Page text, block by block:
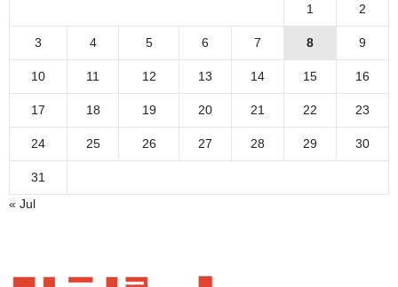
1 2
3 4 5 6 7 8 9
10 11 12 13 14 15 16
17 18 19 20 21 22 23
24 25 26 27 28 29 30
31
« Jul